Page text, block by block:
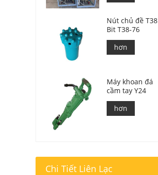
Nút chủ đề T38
Bit T38-76
hơn
Máy khoan đá
cầm tay Y24
hơn
Chi Tiết Liên Lạc